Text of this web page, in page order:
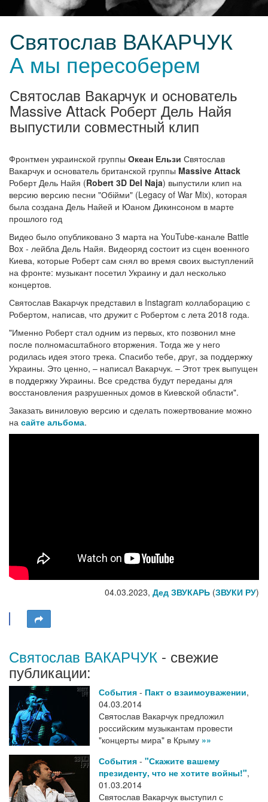
Святослав ВАКАРЧУК
А мы пересоберем
Святослав Вакарчук и основатель
Massive Attack Роберт Дель Найя
выпустили совместный клип
Фронтмен украинской группы Океан Ельзи Святослав
Вакарчук и основатель британской группы Massive Attack
Роберт Дель Найя (Robert 3D Del Naja) выпустили клип на
версию версию песни "Обійми" (Legacy of War Mix), которая
была создана Дель Найей и Юаном Дикинсоном в марте
прошлого год
Видео было опубликовано 3 марта на YouTube-канале Battle
Box - лейбла Дель Найя. Видеоряд состоит из сцен военного
Киева, которые Роберт сам снял во время своих выступлений
на фронте: музыкант посетил Украину и дал несколько
концертов.
Святослав Вакарчук представил в Instagram коллаборацию с
Робертом, написав, что дружит с Робертом с лета 2018 года.
"Именно Роберт стал одним из первых, кто позвонил мне
после полномасштабного вторжения. Тогда же у него
родилась идея этого трека. Спасибо тебе, друг, за поддержку
Украины. Это ценно, – написал Вакарчук. – Этот трек выпущен
в поддержку Украины. Все средства будут переданы для
восстановления разрушенных домов в Киевской области".
Заказать виниловую версию и сделать пожертвование можно
на сайте альбома.
04.03.2023, Дед ЗВУКАРЬ (ЗВУКИ РУ)
Святослав ВАКАРЧУК - свежие
публикации:
События - Пакт о взаимоуважении,
04.03.2014
Святослав Вакарчук предложил
российским музыкантам провести
"концерты мира" в Крыму »»
События - "Скажите вашему
президенту, что не хотите войны!",
01.03.2014
Святослав Вакарчук выступил с